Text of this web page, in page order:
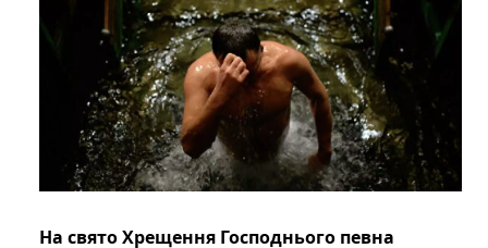
На свято Хрещення Господнього певна